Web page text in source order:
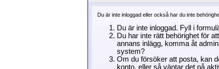
Du är inte inloggad eller också har du inte
Du är inte inloggad. Fyll i
Du har inte rätt behörighet för
annans inlägg, komma åt
system?
Om du försöker att posta, kan
konto, eller så väntar det på